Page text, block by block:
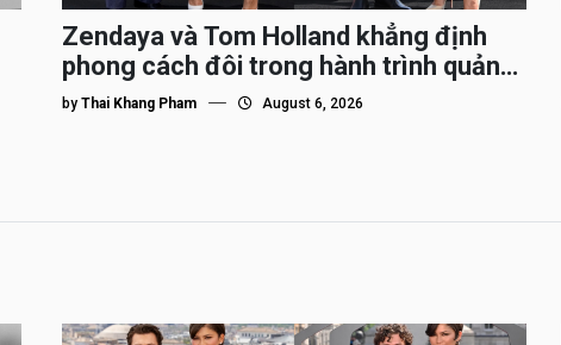
Zendaya và Tom Holland khẳng định
phong cách đôi trong hành trình quảng
bá Spider-Man
by Thai Khang Pham August 6, 2026